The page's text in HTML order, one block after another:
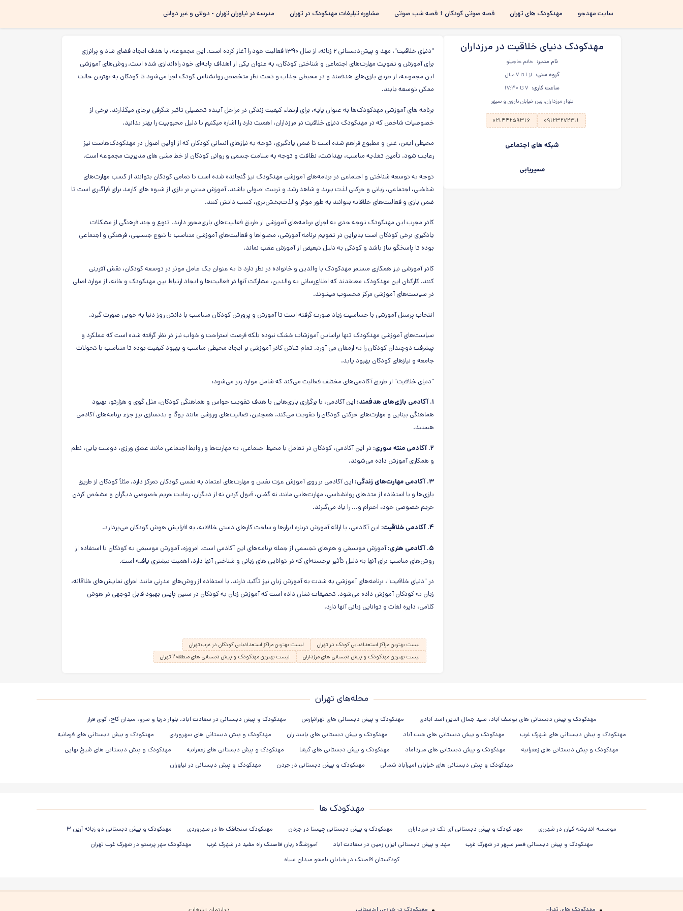
محتوای
اصلی
سایت مهدجو مهدکودک های تهران قصه صوتی کودکان + قصه شب صوتی مشاوره تبلیغات مهدکودک در تهران مدرسه در نیاوران تهران - دولتی و غیر دولتی
مهدکودک دنیای خلاقیت در مرزداران
نام مدیر: خانم حاجیلو
گروه سنی: از ۱ تا ۷ سال
ساعت کاری: ۷ تا ۱۷:۳۰
بلوار مرزداران، بین خیابان نارون و سپهر
۰۹۱۲۳۲۷۲۴۱۱ ۰۲۱۴۴۲۵۹۳۱۶
شبکه های اجتماعی
مسیریابی
"دنیای خلاقیت"، مهد و پیش‌دبستانی ۲ زبانه، از سال ۱۳۹۰ فعالیت خود را آغاز کرده است. این مجموعه، با هدف ایجاد فضای شاد و پرانرژی
برای آموزش و تقویت مهارت‌های اجتماعی و شناختی کودکان، به عنوان یکی از اهداف پایه‌ای خود راه‌اندازی شده است. روش‌های آموزشی
این مجموعه، از طریق بازی‌های هدفمند و در محیطی جذاب و تحت نظر متخصص روانشناس کودک اجرا می‌شود تا کودکان به بهترین حالت
ممکن توسعه یابند.
برنامه های آموزشی مهدکودک‌ها به عنوان پایه، برای ارتقاء کیفیت زندگی در مراحل آینده تحصیلی تاثیر شگرفی برجای میگذارند. برخی از
خصوصیات شاخص که در مهدکودک دنیای خلاقیت در مرزداران، اهمیت‌ دارد را اشاره میکنیم تا دلیل محبوبیت را بهتر بدانید.
محیطی ایمن، غنی و مطبوع فراهم شده است تا ضمن یادگیری، توجه به نیازهای انسانی کودکان که از اولین اصول در مهدکودک‌هاست نیز
رعایت شود. تأمین تغذیه مناسب، بهداشت، نظافت و توجه به سلامت جسمی و روانی کودکان از خط مشی های مدیریت مجموعه است.
توجه به توسعه شناختی و اجتماعی در برنامه‌های آموزشی مهدکودک نیز گنجانده شده است تا تمامی کودکان بتوانند از کسب مهارت‌های
شناختی، اجتماعی، زبانی و حرکتی لذت ببرند و شاهد رشد و تربیت اصولی باشند. آموزش مبتنی بر بازی از شیوه های کارمد برای فراگیری است تا
ضمن بازی و فعالیت‌های خلاقانه بتوانند به طور موثر و لذت‌بخش‌تری، کسب دانش کنند.
کادر مجرب این مهدکودک توجه جدی به اجرای برنامه‌های آموزشی از طریق فعالیت‌های بازی‌محور دارند. تنوع و چند فرهنگی از مشکلات
یادگیری برخی کودکان است بنابراین در تقویم برنامه آموزشی، محتواها و فعالیت‌های آموزشی متناسب با تنوع جنسیتی، فرهنگی و اجتماعی
بوده تا پاسخگو نیاز باشد و کودکی به دلیل تبعیض از آموزش عقب نماند.
کادر آموزشی نیز همکاری مستمر مهدکودک با والدین و خانواده در نظر دارد تا به عنوان یک عامل موثر در توسعه کودکان، نقش آفرینی
کنند. کارکنان این مهدکودک معتقدند که اطلاع‌رسانی به والدین، مشارکت آنها در فعالیت‌ها و ایجاد ارتباط بین مهدکودک و خانه، از موارد اصلی
در سیاست‌های آموزشی مرکز محسوب میشوند.
انتخاب پرسنل آموزشی با حساسیت زیاد صورت گرفته است تا آموزش و پرورش کودکان متناسب با دانش روز دنیا به خوبی صورت گیرد.
سیاست‌های آموزشی مهدکودک‌ تنها براساس آموزشات خشک نبوده بلکه فرصت استراحت و خواب نیز در نظر گرفته شده است که عملکرد و
پیشرفت دوچندان کودکان را به ارمغان می آورد. تمام تلاش کادر آموزشی بر ایجاد محیطی مناسب و بهبود کیفیت بوده تا متناسب با تحولات
جامعه و نیازهای کودکان بهبود یابد.
"دنیای خلاقیت" از طریق آکادمی‌های مختلف فعالیت می‌کند که شامل موارد زیر می‌شود:
۱. آکادمی بازی‌های هدفمند:
این آکادمی، با برگزاری بازی‌هایی با هدف تقویت حواس و هماهنگی کودکان، مثل گوی و هزارتو، بهبود
هماهنگی بینایی و مهارت‌های حرکتی کودکان را تقویت می‌کند. همچنین، فعالیت‌های ورزشی مانند یوگا و بدنسازی نیز جزء برنامه‌های آکادمی
هستند.
۲. آکادمی منته سوری:
در این آکادمی، کودکان در تعامل با محیط اجتماعی، به مهارت‌ها و روابط اجتماعی مانند عشق ورزی، دوست یابی، نظم
و همکاری آموزش داده می‌شوند.
۳. آکادمی مهارت‌های زندگی:
این آکادمی بر روی آموزش عزت نفس و مهارت‌های اعتماد به نفسی کودکان تمرکز دارد. مثلاً کودکان از طریق
بازی‌ها و با استفاده از متدهای روانشناسی، مهارت‌هایی مانند نه گفتن، قبول کردن نه از دیگران، رعایت حریم خصوصی دیگران و مشخص کردن
حریم خصوصی خود، احترام و... را یاد می‌گیرند.
۴. آکادمی خلاقیت: این آکادمی، با ارائه آموزش درباره ابزارها و ساخت کارهای دستی خلاقانه، به افزایش هوش کودکان می‌پردازد.
۵. آکادمی هنری:
آموزش موسیقی و هنرهای تجسمی از جمله برنامه‌های این آکادمی است. امروزه، آموزش موسیقی به کودکان با استفاده از
روش‌های مناسب برای آنها به دلیل تأثیر برجسته‌ای که در توانایی های زبانی و شناختی آنها دارد، اهمیت بیشتری یافته است.
در "دنیای خلاقیت"، برنامه‌های آموزشی به شدت به آموزش زبان نیز تأکید دارند. با استفاده از روش‌های مدرنی مانند اجرای نمایش‌های خلاقانه،
زبان به کودکان آموزش داده می‌شود. تحقیقات نشان داده است که آموزش زبان به کودکان در سنین پایین بهبود قابل توجهی در هوش
کلامی، دایره لغات و توانایی زبانی آنها دارد.
لیست بهترین مراکز استعدادیابی کودک در تهران
لیست بهترین مراکز استعدادیابی کودکان در غرب تهران
لیست بهترین مهدکودک و پیش دبستانی های مرزداران
لیست بهترین مهدکودک و پیش دبستانی های منطقه ۲ تهران
محله‌های تهران
مهدکودک و پیش دبستانی های یوسف آباد، سید جمال الدین اسد آبادی مهدکودک و پیش دبستانی های تهرانپارس
مهدکودک و پیش دبستانی در سعادت آباد، بلوار دریا و سرو، میدان کاج، کوی فراز
مهدکودک و پیش دبستانی های شهرک غرب
مهدکودک و پیش دبستانی های جنت آباد مهدکودک و پیش دبستانی های پاسداران مهدکودک و پیش دبستانی های سهروردی
مهدکودک و پیش دبستانی های فرمانیه
مهدکودک و پیش دبستانی های زعفرانیه
مهدکودک و پیش دبستانی های میرداماد مهدکودک و پیش دبستانی های گیشا مهدکودک و پیش دبستانی های زعفرانیه
مهدکودک و پیش دبستانی های شیخ بهایی
مهدکودک و پیش دبستانی های خیابان امیرآباد شمالی
مهدکودک و پیش دبستانی در جردن مهدکودک و پیش دبستانی در نیاوران
مهدکودک ها
موسسه اندیشه کیان در شهرری مهد کودک و پیش دبستانی آی تک در مرزداران مهدکودک و پیش دبستانی چیستا در جردن مهدکودک سنجاقک ها در سهروردی
مهدکودک و پیش دبستانی دو زبانه آرین ۳
مهدکودک و پیش دبستانی قصر سپهر در شهرک غرب
مهد و پیش دبستانی ایران زمین در سعادت آباد آموزشگاه زبان قاصدک راه مفید در شهرک غرب
مهدکودک مهر پرستو در شهرک غرب تهران
کودکستان قاصدک در خیابان نامجو میدان سپاه